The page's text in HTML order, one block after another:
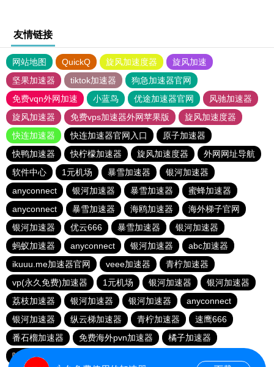
友情链接
网站地图 QuickQ 旋风加速度器
旋风加速
坚果加速器
tiktok加速器
狗急加速器官网
免费vqn外网加速
小蓝鸟 优途加速器官网
风驰加速器
旋风加速器
免费vps加速器外网苹果版
旋风加速度器
快连加速器
快连加速器官网入口
原子加速器
快鸭加速器
快柠檬加速器 旋风加速度器
外网网址导航
软件中心
1元机场 暴雪加速器
银河加速器
anyconnect
银河加速器 暴雪加速器
蜜蜂加速器
anyconnect
暴雪加速器 海鸥加速器
海外梯子官网
银河加速器
优云666 暴雪加速器
银河加速器
蚂蚁加速器
anyconnect 银河加速器
abc加速器
ikuuu.me加速器官网
veee加速器
青柠加速器
vp(永久免费)加速器
1元机场 银河加速器
银河加速器
荔枝加速器
银河加速器 银河加速器
anyconnect
银河加速器
纵云梯加速器 青柠加速器
速鹰666
番石榴加速器
免费海外pvn加速器
橘子加速器
哇哇加速器